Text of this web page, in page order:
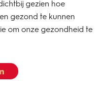
gezien hoe
gezond te kunnen
om onze gezondheid te